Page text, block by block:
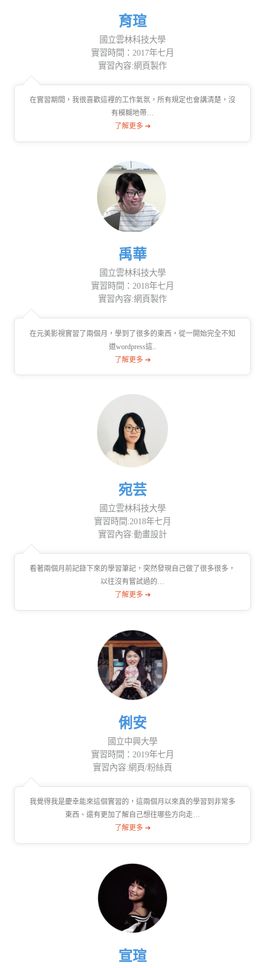
育瑄
國立雲林科技大學
實習時間：2017年七月
實習內容:網頁製作
在實習期間，我很喜歡這裡的工作氣氛，所有規定也會講清楚，沒
有模糊地帶…
了解更多 ➔
禹華
國立雲林科技大學
實習時間：2018年七月
實習內容:網頁製作
在元美影視實習了兩個月，學到了很多的東西，從一開始完全不知
道wordpress這..
了解更多 ➔
宛芸
國立雲林科技大學
實習時間:2018年七月
實習內容:動畫設計
看著兩個月前記錄下來的學習筆記，突然發現自己做了很多很多，
以往沒有嘗試過的…
了解更多 ➔
俐安
國立中興大學
實習時間：2019年七月
實習內容:網頁/粉絲頁
我覺得我是慶幸能來這個實習的，這兩個月以來真的學習到非常多
東西、還有更加了解自己想往哪些方向走…
了解更多 ➔
宣瑄